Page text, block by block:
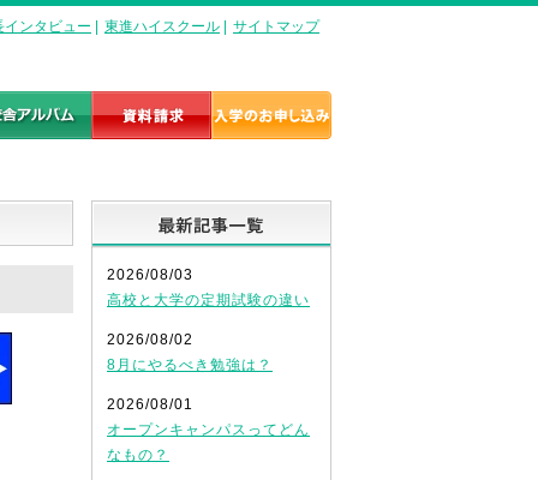
インタビュー 東進ハイスクール サイトマップ
2026/08/03
高校と大学の定期試験の違い
2026/08/02
8月にやるべき勉強は？
2026/08/01
オープンキャンパスってどん
なもの？